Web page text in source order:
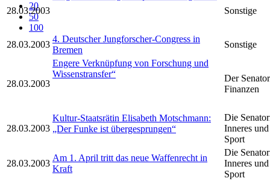
20
50
100
28.03.2003
Sonstige
28.03.2003
4. Deutscher Jungforscher-Congress in
Bremen
Sonstige
28.03.2003
Engere Verknüpfung von Forschung und
Wissenstransfer“
Der
Finanzen
28.03.2003
Kultur-Staatsrätin Elisabeth Motschmann:
„Der Funke ist übergesprungen“
Die
Inneres und
Sport
28.03.2003
Am 1. April tritt das neue Waffenrecht in
Kraft
Die
Inneres und
Sport